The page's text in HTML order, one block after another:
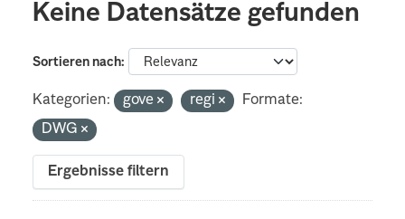
Keine Datensätze gefunden
Sortieren nach
Kategorien: gove regi
Formate:
DWG
Ergebnisse filtern